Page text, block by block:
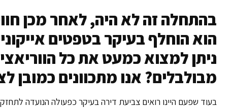
בהתחלה זה לא היה, לאחר מכן
הוא הוחלף בעיקר בטפטים
ניתן למצוא כמעט את כל
מבולבלים? אנו מתכוונים כמובן
בעוד שפעם היינו רואים צביעת דירה בעיקר כפעולה הנועדה